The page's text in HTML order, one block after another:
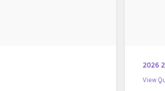
2026
View